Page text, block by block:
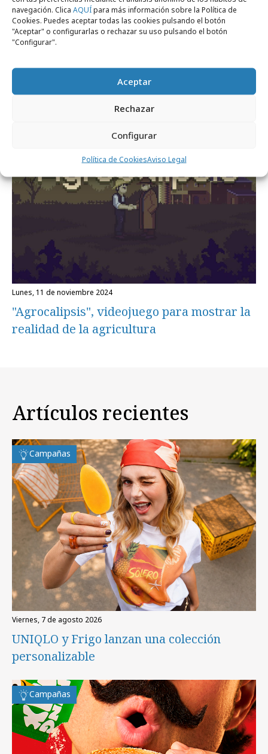
navegación. Clica AQUÍpara más información sobre la Política de
Cookies. Puedes aceptar todas las cookies pulsando el botón
"Aceptar" o configurarlas o rechazar su uso pulsando el botón
"Configurar".
Aceptar
Rechazar
Configurar
Política de CookiesAviso Legal
Comparte
Noticias Relacionadas
lunes, 11 de noviembre 2024
"Agrocalipsis", videojuego para mostrar la
realidad de la agricultura
Artículos recientes
Campañas
viernes, 7 de agosto 2026
UNIQLO y Frigo lanzan una colección
personalizable
Campañas